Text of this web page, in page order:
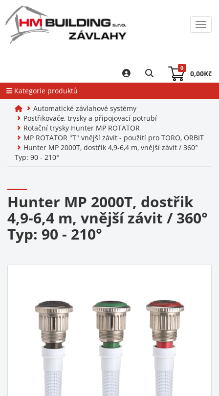
0
0,00Kč
Kategorie produktů
Automatické závlahové systémy
Postřikovače, trysky a připojovací potrubí
Rotační trysky Hunter MP ROTATOR
MP ROTATOR "T" vnější závit - použití pro TORO, ORBIT
Hunter MP 2000T, dostřik 4,9-6,4 m, vnější závit / 360°
Typ: 90 - 210°
Hunter MP 2000T, dostřik
4,9-6,4 m, vnější závit / 360°
Typ: 90 - 210°